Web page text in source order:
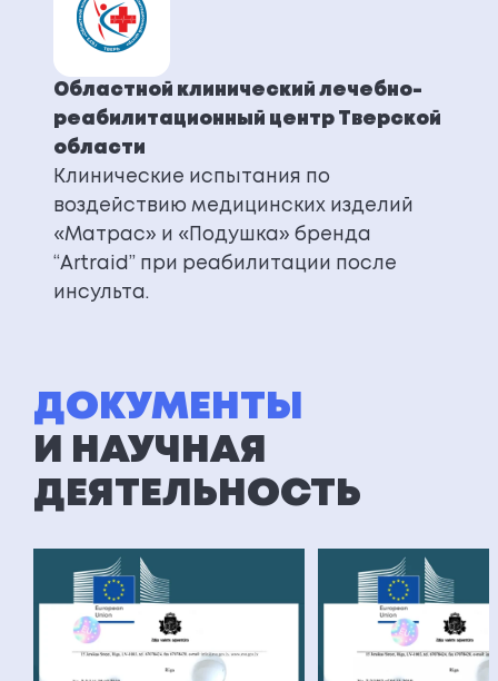
Областной клинический лечебно-
реабилитационный центр Тверской
области
Клинические испытания по
воздействию медицинских изделий
«Матрас» и «Подушка» бренда
“Artraid” при реабилитации после
инсульта.
ДОКУМЕНТЫ
И НАУЧНАЯ
ДЕЯТЕЛЬНОСТЬ